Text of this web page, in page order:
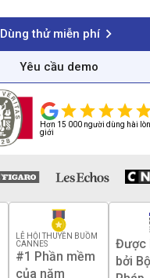
Dùng thử miễn phí
Yêu cầu demo
Hơn 15 000 người dùng hài
giới
LỄ HỘI THUYỀN BUỒM
CANNES
#1 Phần mềm
của năm
Được
bởi